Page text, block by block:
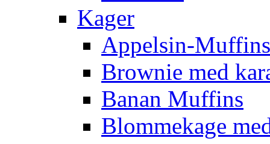
Kager
Appelsin-Muffins
Brownie med
Banan Muffins
Blommekage